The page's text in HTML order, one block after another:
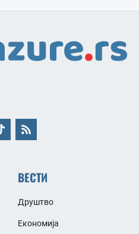
ВЕСТИ
Друштво
Економија